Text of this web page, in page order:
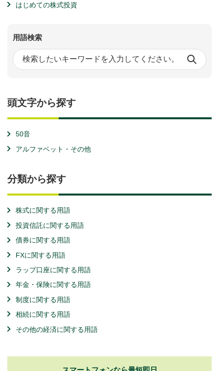
はじめての株式投資
用語検索
頭文字から探す
50音
アルファベット・その他
分類から探す
株式に関する用語
投資信託に関する用語
債券に関する用語
FXに関する用語
ラップ口座に関する用語
年金・保険に関する用語
制度に関する用語
相続に関する用語
その他の経済に関する用語